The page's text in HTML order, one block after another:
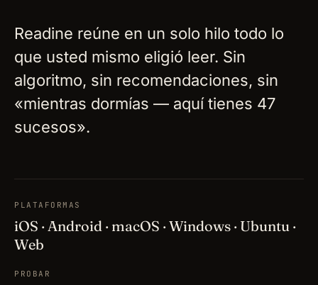
Readine reúne en un solo hilo todo lo
que usted mismo eligió leer. Sin
algoritmo, sin recomendaciones, sin
«mientras dormías — aquí tienes 47
sucesos».
PLATAFORMAS
iOS · Android · macOS · Windows · Ubuntu ·
Web
PROBAR